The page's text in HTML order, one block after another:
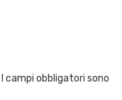
I campi obbligatori sono